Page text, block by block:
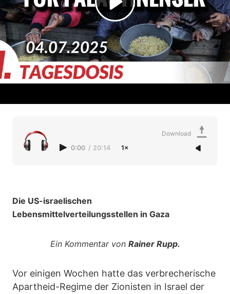
0:00 / 20:14 1×
Download
Die US-israelischen
Lebensmittelverteilungsstellen in Gaza
Ein Kommentar von Rainer Rupp.
Vor einigen Wochen hatte das verbrecherische
Apartheid-Regime der Zionisten in Israel der